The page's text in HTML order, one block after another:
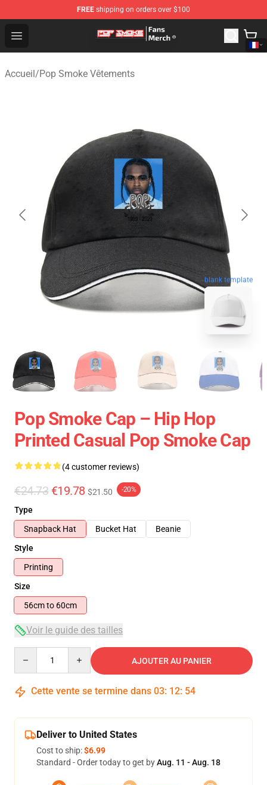
FREE shipping on orders over $100
Open menu
Pop Smoke Store - Official Pop Smoke Merchandise
Accueil/Pop Smoke Vêtements
blank template
Pop Smoke Cap – Hip Hop
Printed Casual Pop Smoke Cap
(4 customer reviews)
€24.73 €19.78 $21.50 -20%
Type
Snapback Hat
Bucket Hat
Beanie
Style
Printing
Size
56cm to 60cm
Voir le guide des tailles
AJOUTER AU PANIER
Cette vente se termine dans 03: 12: 53
Deliver to United States
Cost to ship:$6.99
Standard - Order today to get byAug. 11 - Aug. 18